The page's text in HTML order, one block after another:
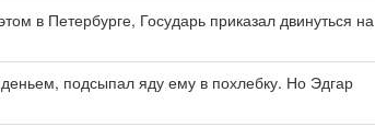
в Петербурге, Государь приказал двинуться на
подсыпал яду ему в похлебку. Но Эдгар